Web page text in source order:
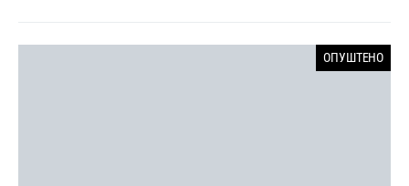
ОПУШТЕНО